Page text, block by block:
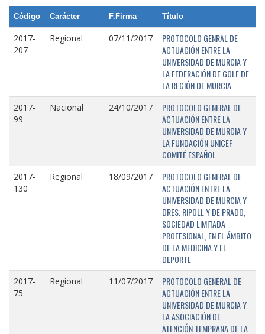
Código Carácter F.Firma Título
2017-
207
Regional 07/11/2017
PROTOCOLO GENRAL DE
ACTUACIÓN ENTRE LA
UNIVERSIDAD DE MURCIA Y
LA FEDERACIÓN DE GOLF DE
LA REGIÓN DE MURCIA
2017-
99
Nacional 24/10/2017
PROTOCOLO GENERAL DE
ACTUACIÓN ENTRE LA
UNIVERSIDAD DE MURCIA Y
LA FUNDACIÓN UNICEF
COMITÉ ESPAÑOL
2017-
130
Regional 18/09/2017
PROTOCOLO GENERAL DE
ACTUACIÓN ENTRE LA
UNIVERSIDAD DE MURCIA Y
DRES. RIPOLL Y DE PRADO,
SOCIEDAD LIMITADA
PROFESIONAL, EN EL ÁMBITO
DE LA MEDICINA Y EL
DEPORTE
2017-
75
Regional 11/07/2017
PROTOCOLO GENERAL DE
ACTUACIÓN ENTRE LA
UNIVERSIDAD DE MURCIA Y
LA ASOCIACIÓN DE
ATENCIÓN TEMPRANA DE LA